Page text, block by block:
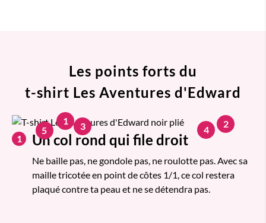
Les points forts du
t-shirt Les Aventures d'Edward
1 Un col rond qui file droit
Ne baille pas, ne gondole pas, ne roulotte pas. Avec sa
maille tricotée en point de côtes 1/1, ce col restera
plaqué contre ta peau et ne se détendra pas.
1 2
3 4
5